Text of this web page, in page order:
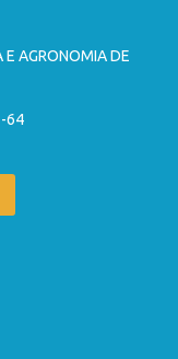
E AGRONOMIA DE
64